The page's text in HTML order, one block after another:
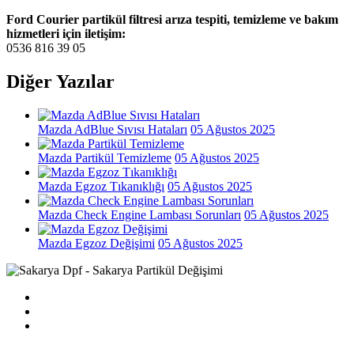
Ford Courier partikül filtresi arıza tespiti, temizleme ve bakım
hizmetleri için iletişim:
0536 816 39 05
Diğer Yazılar
Mazda AdBlue Sıvısı Hataları 05 Ağustos 2025
Mazda Partikül Temizleme 05 Ağustos 2025
Mazda Egzoz Tıkanıklığı 05 Ağustos 2025
Mazda Check Engine Lambası Sorunları 05 Ağustos 2025
Mazda Egzoz Değişimi 05 Ağustos 2025